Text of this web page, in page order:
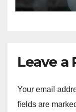
Leave a
Your email
fields are